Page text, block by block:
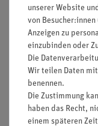
Media /
unserer Website
von
Anzeigen zu
einzubinden oder
Die
Wir teilen Daten
benennen.
Die Zustimmung
haben das Recht,
einem späteren